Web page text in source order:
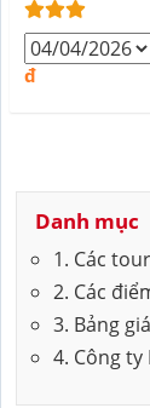
đ
Danh mục
1. Các
2. Các
3. Bảng
4. Công